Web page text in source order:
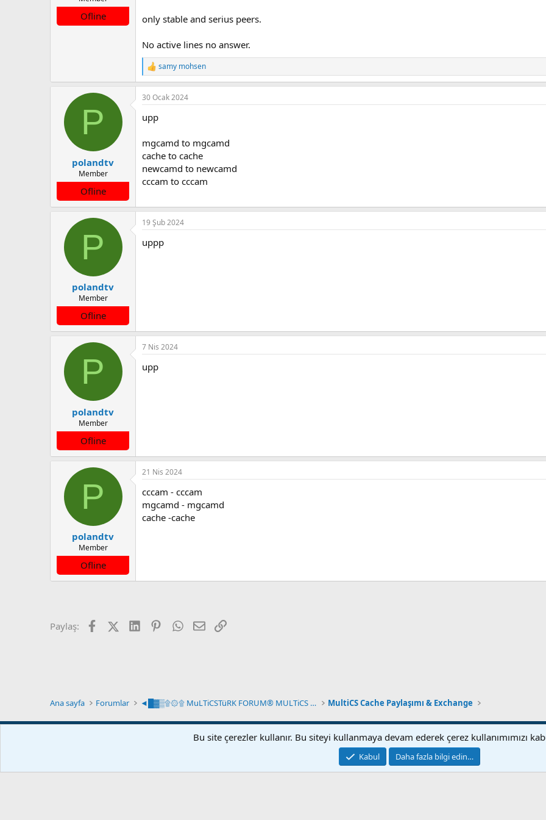
a
a
Ofline only stable and serius peers.
No active lines no answer.
T
e
p
k
l
:
samy mohsen
P
polandtv
Member
Ofline
30 Ocak 2024
upp
mgcamd to mgcamd
cache to cache
newcamd to newcamd
cccam to cccam
P
polandtv
Member
Ofline
19 Şub 2024
uppp
P
polandtv
Member
Ofline
7 Nis 2024
upp
P
polandtv
Member
Ofline
21 Nis 2024
cccam - cccam
mgcamd - mgcamd
cache -cache
Paylaş: FacebookX (Twitter)LinkedInPinterestWhatsApp
E-postaLink
Ana sayfa Forumlar ◄█▓▒۩۞۩ MuLTiCSTüRK FORUM® MULTiCS BÖLÜMÜ ۩۞░▒▓█ MultiCS Cache Paylaşımı & Exchange
Community platform by XenForo
© 2010-2024 XenForo Ltd.
XenForo 2 Türkçe yama 🇹🇷 [XGT] Yazılım ve web hizmetleri 2014-2024
Bu site çerezler kullanır. Bu siteyi kullanmaya devam ederek çerez kullanımımızı
Kabul Daha fazla bilgi edin…